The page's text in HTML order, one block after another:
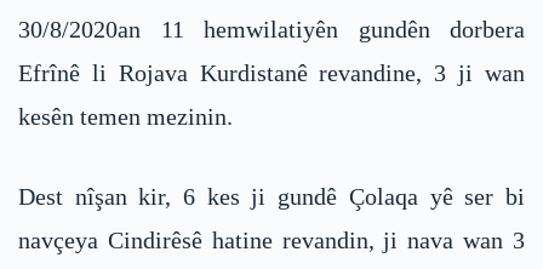
30/8/2020an 11 hemwilatiyên gundên dorbera
Efrînê li Rojava Kurdistanê revandine, 3 ji wan
kesên temen mezinin.
Dest nîşan kir, 6 kes ji gundê Çolaqa yê ser bi
navçeya Cindirêsê hatine revandin, ji nava wan 3